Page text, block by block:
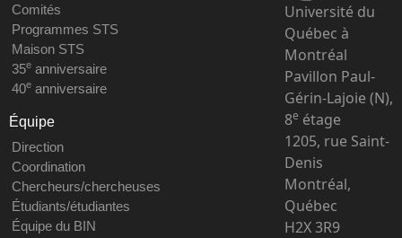
Comités
Programmes STS
Maison STS
35eanniversaire
40eanniversaire
Équipe
Direction
Coordination
Chercheurs/chercheuses
Étudiants/étudiantes
Équipe du BIN
Université du
Québec à
Montréal
Pavillon Paul-
Gérin-Lajoie (N),
8e étage
1205, rue Saint-
Denis
Montréal,
Québec
H2X 3R9